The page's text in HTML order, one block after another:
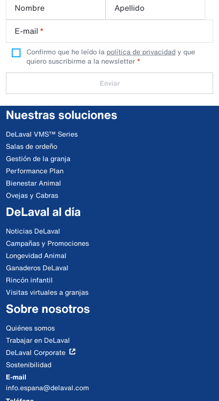
Nombre
Apellido
E-mail *
Confirmo que he leído la política de privacidady que
quiero suscribirme a la newsletter
Enviar
Nuestras soluciones
DeLaval VMS™ Series
Salas de ordeño
Gestión de la granja
Performance Plan
Bienestar Animal
Ovejas y Cabras
DeLaval al día
Noticias DeLaval
Campañas y Promociones
Longevidad Animal
Ganaderos DeLaval
Rincón infantil
Visitas virtuales a granjas
Sobre nosotros
Quiénes somos
Trabajar en DeLaval
DeLaval Corporate
Sostenibilidad
E-mail
info.espana@delaval.com